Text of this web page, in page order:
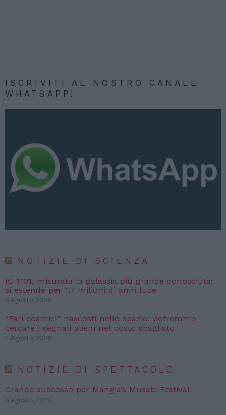
ISCRIVITI AL NOSTRO CANALE
WHATSAPP!
NOTIZIE DI SCIENZA
IC 1101, misurata la galassia più grande conosciuta:
si estende per 1,7 milioni di anni luce
6 Agosto 2026
“Fari cosmici” nascosti nello spazio: potremmo
cercare i segnali alieni nel posto sbagliato
4 Agosto 2026
NOTIZIE DI SPETTACOLO
Grande successo per Mangia’s Musaic Festival
6 Agosto 2026